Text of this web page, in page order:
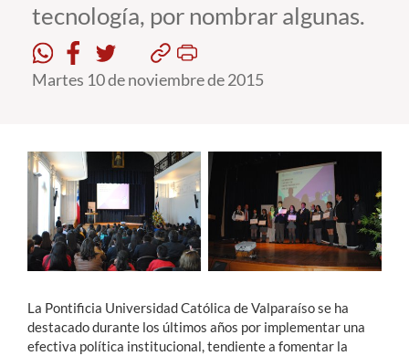
English
tecnología, por nombrar algunas.
Martes 10 de noviembre de 2015
La Pontificia Universidad Católica de Valparaíso se ha
destacado durante los últimos años por implementar una
efectiva política institucional, tendiente a fomentar la